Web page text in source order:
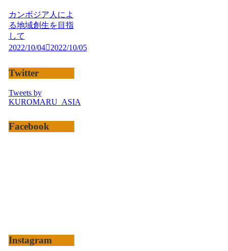
カンボジア人によ
る地域創生を目指
して
2022/10/04
2022/10/05
Twitter
Tweets by
KUROMARU_ASIA
Facebook
Instagram